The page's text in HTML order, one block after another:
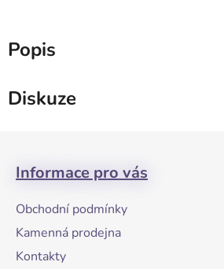
Popis
Diskuze
Informace pro vás
Obchodní podmínky
Kamenná prodejna
Kontakty